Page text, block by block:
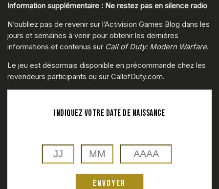
Information supplémentaire : Ne restez pas en silence radio
N’oubliez pas de revenir sur l’Activision Games Blog dans les
jours et semaines à venir pour obtenir les dernières
informations et contenus sur Call of Duty: Modern Warfare.
Le jeu est désormais disponible en précommande chez les
revendeurs participants ou sur CallofDuty.com.
INDIQUEZ VOTRE DATE DE NAISSANCE
Envoyer